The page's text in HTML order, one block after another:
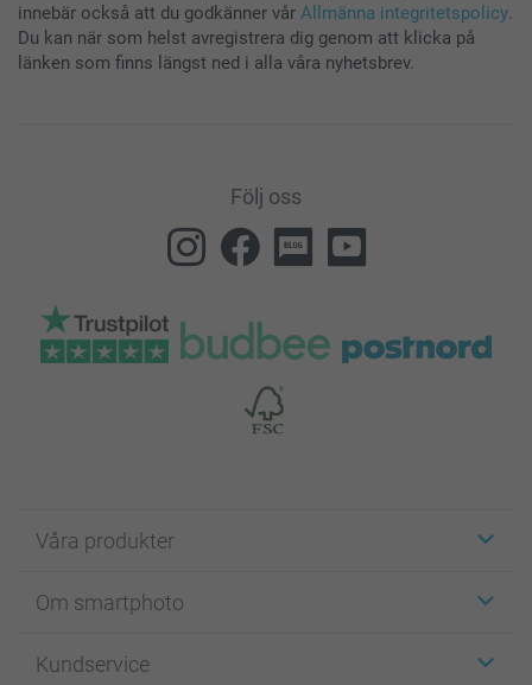
innebär också att du godkänner vår Allmänna integritetspolicy.
Du kan när som helst avregistrera dig genom att klicka på
länken som finns längst ned i alla våra nyhetsbrev.
Följ oss
Våra produkter
Fotokort
Fotoböcker
Om smartphoto
För affiliates
Kundservice